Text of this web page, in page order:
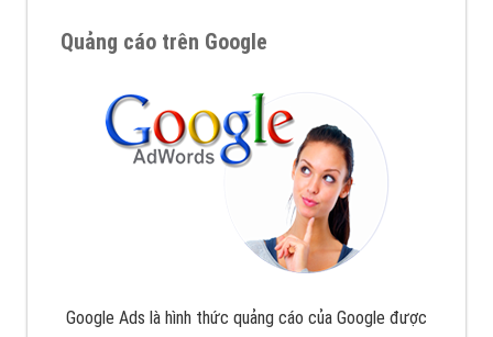
Quảng cáo trên Google
Google Ads là hình thức quảng cáo của Google được